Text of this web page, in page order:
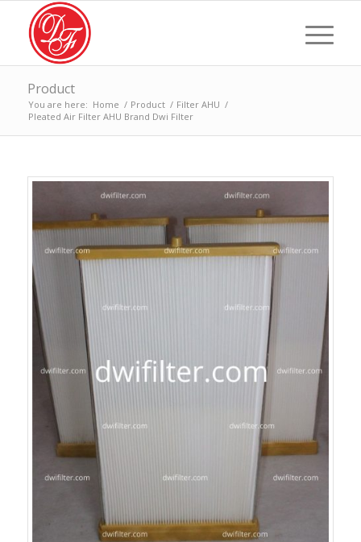
Product
You are here: Home / Product / Filter AHU /
Pleated Air Filter AHU Brand Dwi Filter